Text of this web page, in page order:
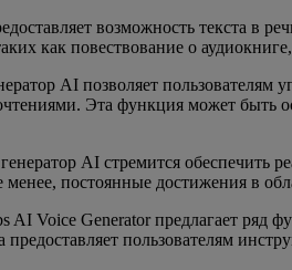
возможность текста в
как повествование о
AI позволяет пользователям
Эта функция может быть
AI стремится обеспечить
менее, постоянные достижения в
AI Voice Generator предлагает ряд
предоставляет пользователям